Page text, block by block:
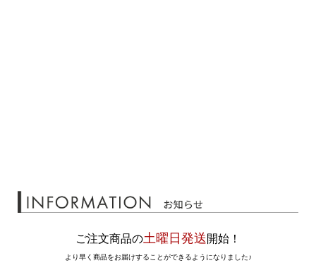
ご注文商品の土曜日発送開始！
より早く商品をお届けすることができるようになりました♪